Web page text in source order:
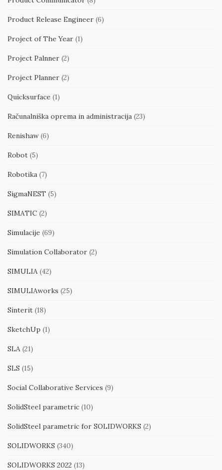
Product Release Engineer (6)
Project of The Year (1)
Project Palnner (2)
Project Planner (2)
Quicksurface (1)
Računalniška oprema in administracija (23)
Renishaw (6)
Robot (5)
Robotika (7)
SigmaNEST (5)
SIMATIC (2)
Simulacije (69)
Simulation Collaborator (2)
SIMULIA (42)
SIMULIAworks (25)
Sinterit (18)
SketchUp (1)
SLA (21)
SLS (15)
Social Collaborative Services (9)
SolidSteel parametric (10)
SolidSteel parametric for SOLIDWORKS (2)
SOLIDWORKS (340)
SOLIDWORKS 2022 (13)